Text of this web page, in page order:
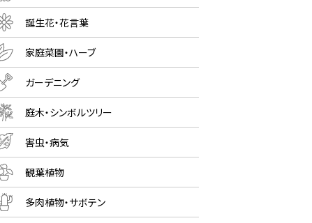
誕生花・花言葉
家庭菜園・ハーブ
ガーデニング
庭木・シンボルツリー
害虫・病気
観葉植物
多肉植物・サボテン